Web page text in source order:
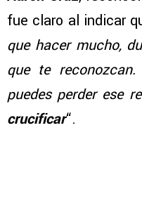
fue claro al indicar
que hacer mucho,
que te
puedes perder ese
crucificar“.